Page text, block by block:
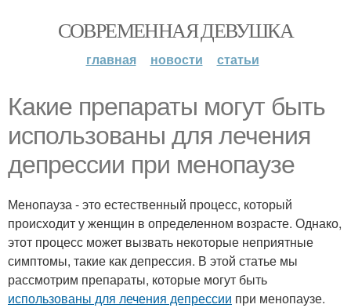
СОВРЕМЕННАЯ ДЕВУШКА
главная новости статьи
Какие препараты могут быть
использованы для лечения
депрессии при менопаузе
Менопауза - это естественный процесс, который
происходит у женщин в определенном возрасте. Однако,
этот процесс может вызвать некоторые неприятные
симптомы, такие как депрессия. В этой статье мы
рассмотрим препараты, которые могут быть
использованы для лечения депрессии при менопаузе.